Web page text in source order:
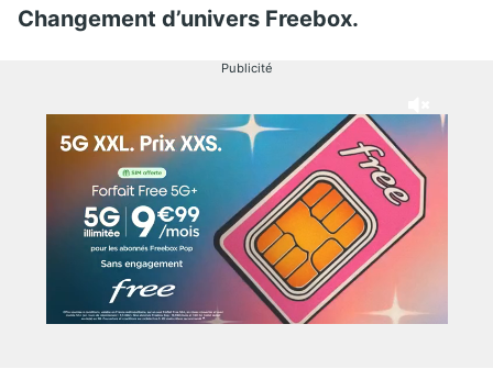
Changement d’univers Freebox.
Publicité